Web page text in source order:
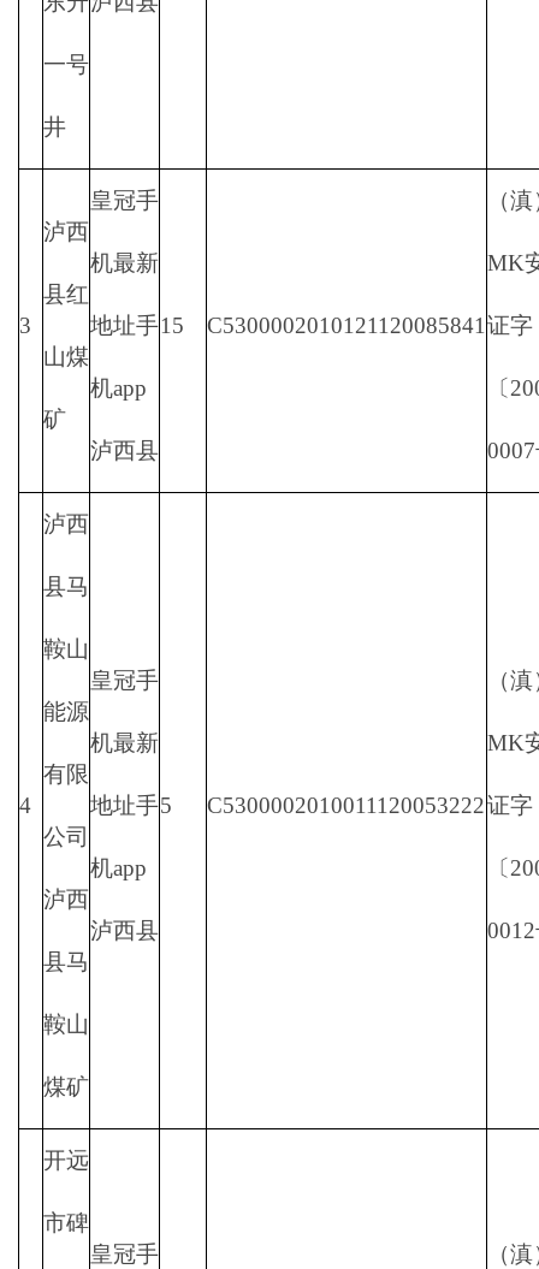
一号
井
3
泸西
县红
山煤
矿
皇冠手
机最新
地址手
机app
泸西县
15 C5300002010121120085841
（
MK
证字
〔
4
泸西
县马
鞍山
能源
有限
公司
泸西
县马
鞍山
煤矿
皇冠手
机最新
地址手
机app
泸西县
5 C5300002010011120053222
（
MK
证字
〔
开远
市碑
皇冠手 （